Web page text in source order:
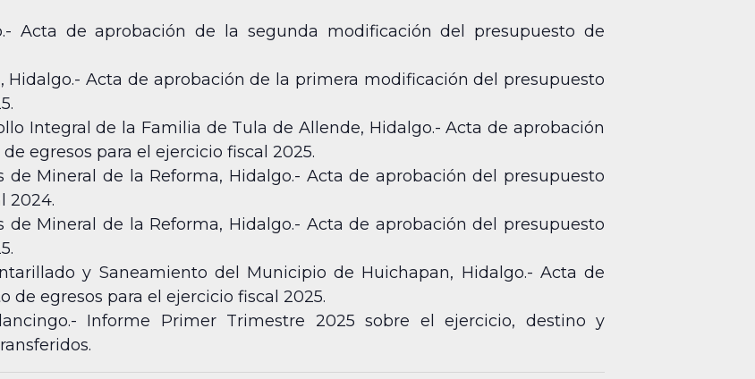
Acta de aprobación de la segunda modificación del presupuesto de
Hidalgo.- Acta de aprobación de la primera modificación del presupuesto
Integral de la Familia de Tula de Allende, Hidalgo.- Acta de aprobación
egresos para el ejercicio fiscal 2025.
Mineral de la Reforma, Hidalgo.- Acta de aprobación del presupuesto
2024.
Mineral de la Reforma, Hidalgo.- Acta de aprobación del presupuesto
y Saneamiento del Municipio de Huichapan, Hidalgo.- Acta de
egresos para el ejercicio fiscal 2025.
Informe Primer Trimestre 2025 sobre el ejercicio, destino y